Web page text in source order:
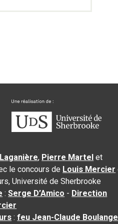
, Pierre Martel et
le concours de Louis Mercier
Université de Sherbrooke
:Serge D’Amico - Direction
:feu Jean-Claude